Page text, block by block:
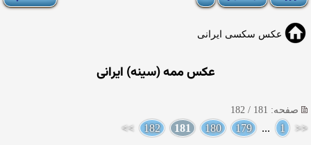
عکس سکسی ایرانی
عکس ممه (سینه) ایرانی
صفحه: 181 / 182
<<
1
...
179
180
181
182
>>